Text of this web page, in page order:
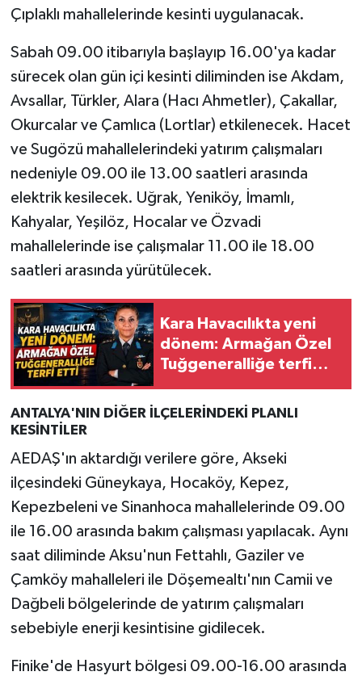
Çıplaklı mahallelerinde kesinti uygulanacak.
Sabah 09.00 itibarıyla başlayıp 16.00'ya kadar
sürecek olan gün içi kesinti diliminden ise Akdam,
Avsallar, Türkler, Alara (Hacı Ahmetler), Çakallar,
Okurcalar ve Çamlıca (Lortlar) etkilenecek. Hacet
ve Sugözü mahallelerindeki yatırım çalışmaları
nedeniyle 09.00 ile 13.00 saatleri arasında
elektrik kesilecek. Uğrak, Yeniköy, İmamlı,
Kahyalar, Yeşilöz, Hocalar ve Özvadi
mahallelerinde ise çalışmalar 11.00 ile 18.00
saatleri arasında yürütülecek.
Kara Havacılıkta yeni
dönem: Armağan Özel
Tuğgeneralliğe terfi
ANTALYA'NIN DİĞER İLÇELERİNDEKİ PLANLI
KESİNTİLER
AEDAŞ'ın aktardığı verilere göre, Akseki
ilçesindeki Güneykaya, Hocaköy, Kepez,
Kepezbeleni ve Sinanhoca mahallelerinde 09.00
ile 16.00 arasında bakım çalışması yapılacak. Aynı
saat diliminde Aksu'nun Fettahlı, Gaziler ve
Çamköy mahalleleri ile Döşemealtı'nın Camii ve
Dağbeli bölgelerinde de yatırım çalışmaları
sebebiyle enerji kesintisine gidilecek.
Finike'de Hasyurt bölgesi 09.00-16.00 arasında